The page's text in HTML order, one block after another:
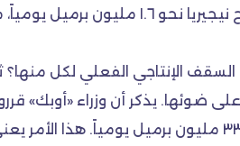
يومياً. والطاقة الإنتاجية قبل سقوط نظام معمر القذافي كانت ١.٤ مليون برميل يومياً. في
السقف الإنتاجي الفعلي لكل
ضوئها. يذكر أن وزراء «أوبك»
إنتاجياً جديداً يبلغ ٣٢.٥ – ٣٣ مليون برميل يومياً، بينما تشير المعلومات إلى زيادة إنتاج دول «أوبك»